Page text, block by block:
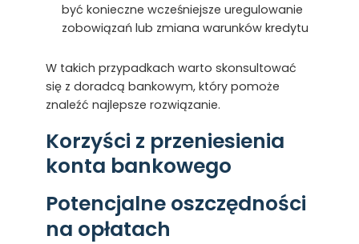
być konieczne wcześniejsze uregulowanie
zobowiązań lub zmiana warunków kredytu
W takich przypadkach warto skonsultować
się z doradcą bankowym, który pomoże
znaleźć najlepsze rozwiązanie.
Korzyści z przeniesienia
konta bankowego
Potencjalne oszczędności
na opłatach